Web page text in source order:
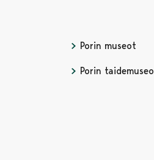
Porin museot
Porin taidemuseo